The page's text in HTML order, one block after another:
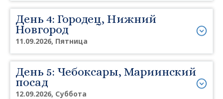
День 4: Городец, Нижний
Новгород
11.09.2026, Пятница
День 5: Чебоксары, Мариинский
посад
12.09.2026, Суббота